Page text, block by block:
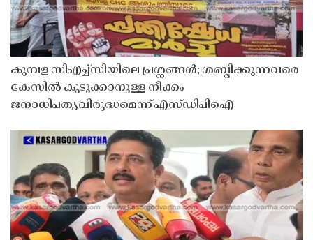
കുമ്പള സിഎച്ച്സിയിലെ പ്രശ്നങ്ങൾ; ശബ്ദിക്കുന്നവരെ
കേസിൽ കുടുക്കാനുള്ള നീക്കം
ജനാധിപത്യവിരുദ്ധമെന്ന് എസ്ഡിപിഐ